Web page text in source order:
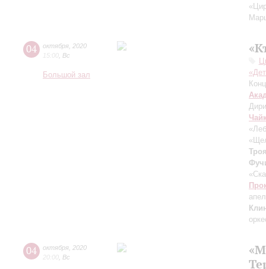
04 октября 2020
15:00 Вс
Большой зал
04 октября 2020
20:00 Вс